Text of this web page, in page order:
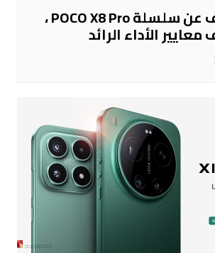
بوكو تكشف عن سلسلة POCO X8 Pro ،
الأداء الرائد